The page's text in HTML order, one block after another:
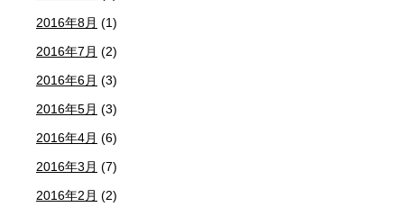
2016年8月 (1)
2016年7月 (2)
2016年6月 (3)
2016年5月 (3)
2016年4月 (6)
2016年3月 (7)
2016年2月 (2)